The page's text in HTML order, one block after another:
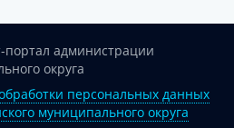
администрации
округа
персональных данных
муниципального округа